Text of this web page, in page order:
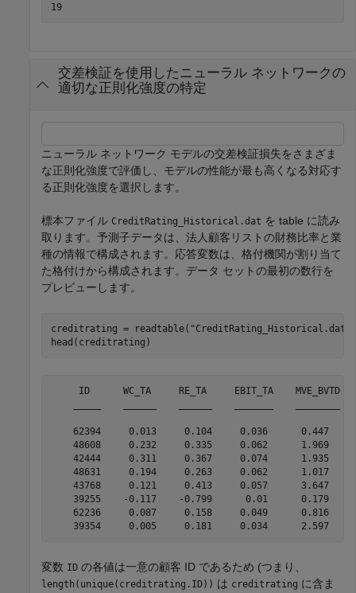
19
交差検証を使用したニューラル ネットワークの
適切な正則化強度の特定
ニューラル ネットワーク モデルの交差検証損失をさまざま
な正則化強度で評価し、モデルの性能が最も高くなる対応す
る正則化強度を選択します。
標本ファイル CreditRating_Historical.dat を table に読み
取ります。予測子データは、法人顧客リストの財務比率と業
種の情報で構成されます。応答変数は、格付機関が割り当て
た格付けから構成されます。データ セットの最初の数行を
プレビューします。
creditrating = readtable( "CreditRating_Historical.dat"
head(creditrating)
ID      WC_TA     RE_TA     EBIT_TA    MVE_BVTD
62394     0.013     0.104     0.036      0.447
48608     0.232     0.335     0.062      1.969
42444     0.311     0.367     0.074      1.935
48631     0.194     0.263     0.062      1.017
43768     0.121     0.413     0.057      3.647
39255    -0.117    -0.799      0.01      0.179
62236     0.087     0.158     0.049      0.816
変数 ID の各値は一意の顧客 ID であるため (つまり、
length(unique(creditrating.ID)) は creditrating に含ま